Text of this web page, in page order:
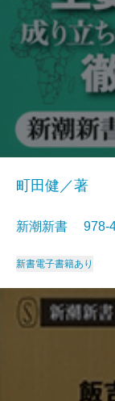
町田健／著
新潮新書 978-
新書電子書籍あり